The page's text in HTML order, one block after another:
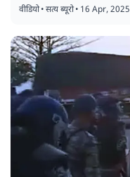
वीडियो•सत्य ब्यूरो• 16 Apr, 2025